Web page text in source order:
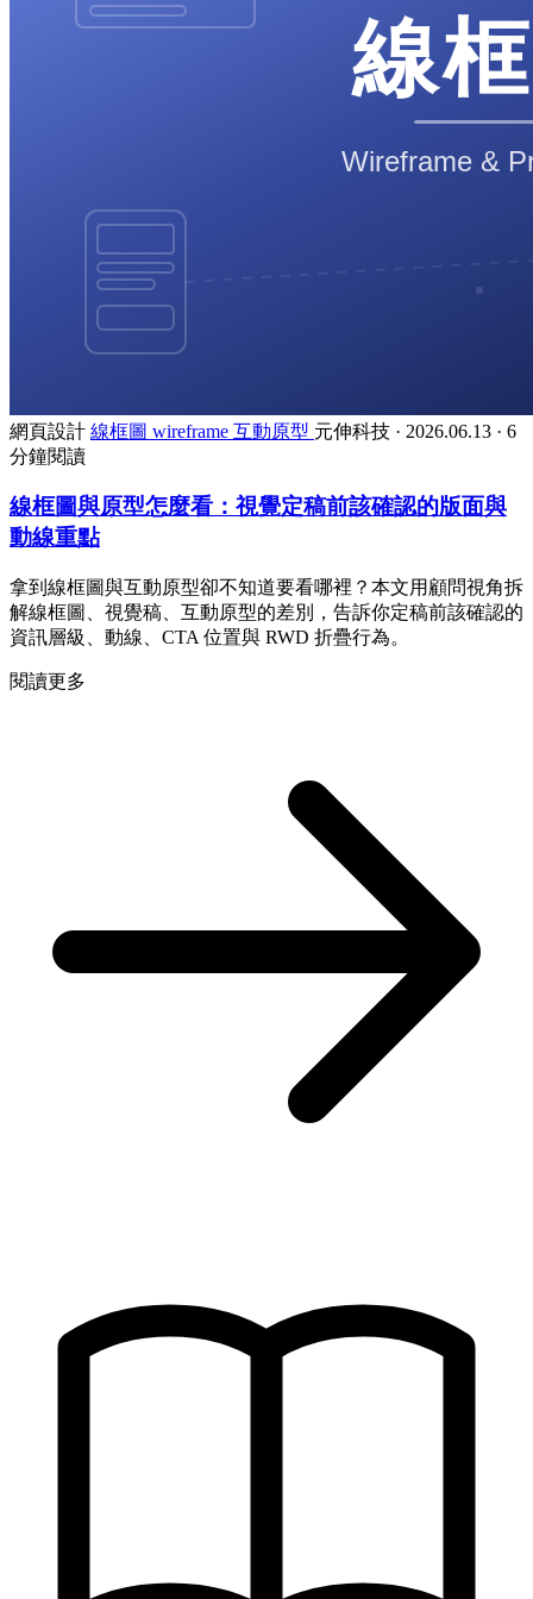
網頁設計 線框圖 wireframe 互動原型 元伸科技 · 2026.06.13 · 6
分鐘閱讀
線框圖與原型怎麼看：視覺定稿前該確認的版面與
動線重點
拿到線框圖與互動原型卻不知道要看哪裡？本文用顧問視角拆
解線框圖、視覺稿、互動原型的差別，告訴你定稿前該確認的
資訊層級、動線、CTA 位置與 RWD 折疊行為。
閱讀更多